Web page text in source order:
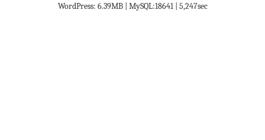
WordPress: 6.39MB | MySQL:18641 | 5,247sec